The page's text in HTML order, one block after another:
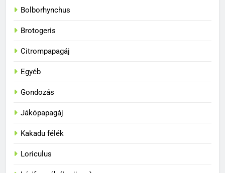
Bolborhynchus
Brotogeris
Citrompapagáj
Egyéb
Gondozás
Jákópapagáj
Kakadu félék
Loriculus
33